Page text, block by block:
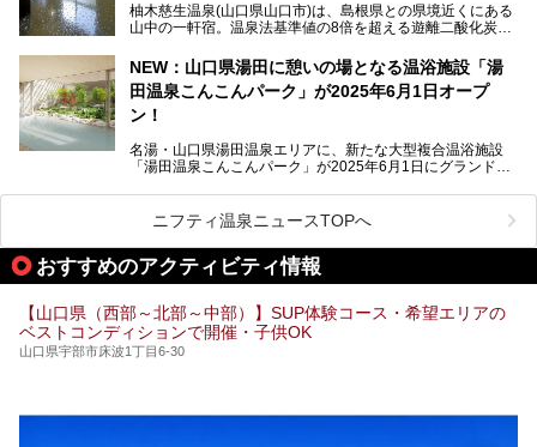
この記事では、湯田温泉の魅力を味わえる宿泊施設や日帰り
ス方法も紹介します！
柚木慈生温泉(山口県山口市)は、島根県との県境近くにある
山中の一軒宿。温泉法基準値の8倍を超える遊離二酸化炭素
親しまれています。
日帰り入浴も可能ですが、その真価を存分に満喫するならば
宿泊がベスト。今回は、知られざるその理由を詳細解説。温
泉ファンなら一度は行ってみたい炭酸泉の名湯を、存分にご
紹介します！
NEW：山口県湯田に憩いの場となる温浴施設「湯
田温泉こんこんパーク」が2025年6月1日オープ
ン！
名湯・山口県湯田温泉エリアに、新たな大型複合温浴施設
「湯田温泉こんこんパーク」が2025年6月1日にグランドオ
総工費はなんと約42億円。温泉だけでなく、交流できる施
設として整備され、まさに“温泉のテーマパーク”のようなス
ポットです。今回は、その魅力を3つの注目ポイントに分け
てご紹介します。
ニフティ温泉ニュースTOPへ
おすすめのアクティビティ情報
【山口県（西部～北部～中部）】SUP体験コース・希望エリアの
ベストコンディションで開催・子供OK
山口県宇部市床波1丁目6-30